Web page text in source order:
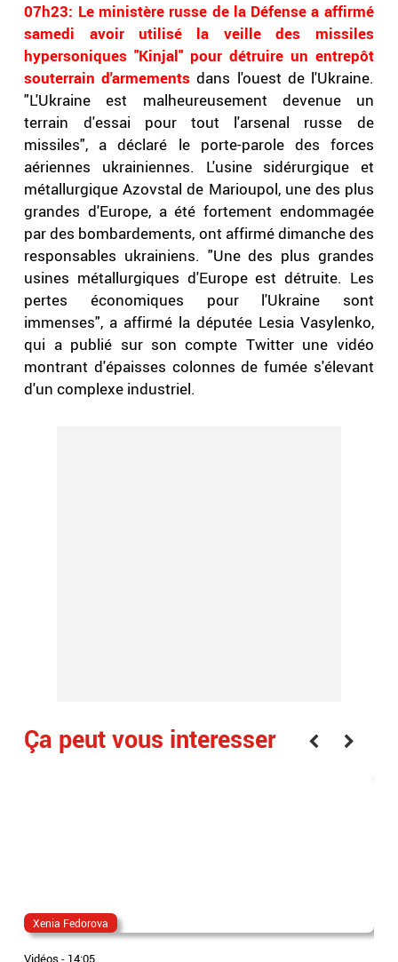
07h23: Le ministère russe de la Défense a affirmé
samedi avoir utilisé la veille des missiles
hypersoniques "Kinjal" pour détruire un entrepôt
souterrain d'armements dans l'ouest de l'Ukraine.
"L'Ukraine est malheureusement devenue un
terrain d'essai pour tout l'arsenal russe de
missiles", a déclaré le porte-parole des forces
aériennes ukrainiennes. L'usine sidérurgique et
métallurgique Azovstal de Marioupol, une des plus
grandes d'Europe, a été fortement endommagée
par des bombardements, ont affirmé dimanche des
responsables ukrainiens. "Une des plus grandes
usines métallurgiques d'Europe est détruite. Les
pertes économiques pour l'Ukraine sont
immenses", a affirmé la députée Lesia Vasylenko,
qui a publié sur son compte Twitter une vidéo
montrant d'épaisses colonnes de fumée s'élevant
d'un complexe industriel.
Ça peut vous interesser
Xenia Fedorova
Vidéos - 14:05